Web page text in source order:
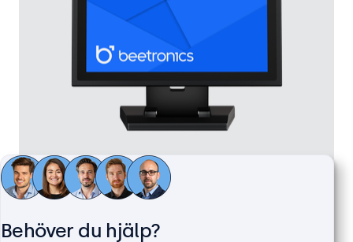
12 Tums Touchskärm, Metall
Artikelnummer:12TS7M
Behöver du hjälp?